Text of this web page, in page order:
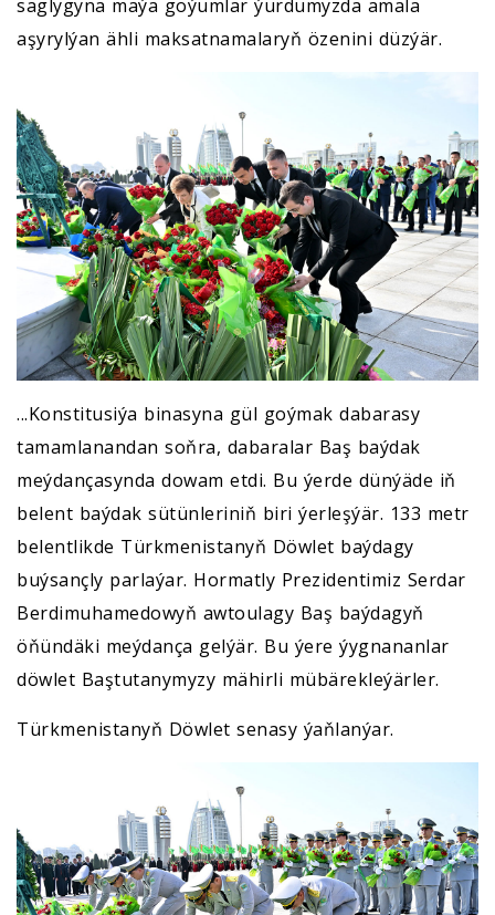
saglygyna maýa goýumlar ýurdumyzda amala
aşyrylýan ähli maksatnamalaryň özenini düzýär.
...Konstitusiýa binasyna gül goýmak dabarasy
tamamlanandan soňra, dabaralar Baş baýdak
meýdançasynda dowam etdi. Bu ýerde dünýäde iň
belent baýdak sütünleriniň biri ýerleşýär. 133 metr
belentlikde Türkmenistanyň Döwlet baýdagy
buýsançly parlaýar. Hormatly Prezidentimiz Serdar
Berdimuhamedowyň awtoulagy Baş baýdagyň
öňündäki meýdança gelýär. Bu ýere ýygnananlar
döwlet Baştutanymyzy mähirli mübärekleýärler.
Türkmenistanyň Döwlet senasy ýaňlanýar.